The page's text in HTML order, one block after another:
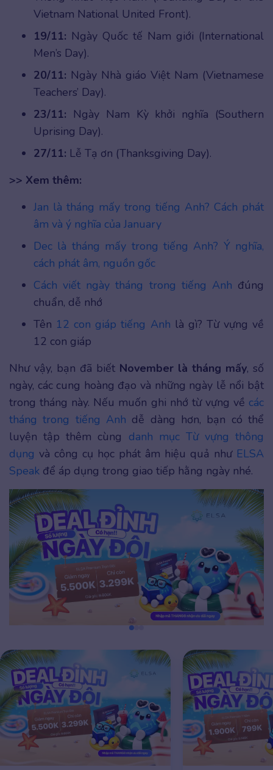
Vietnam National United Front).
19/11: Ngày Quốc tế Nam giới (International
Men’s Day).
20/11: Ngày Nhà giáo Việt Nam (Vietnamese
Teachers’ Day).
23/11: Ngày Nam Kỳ khởi nghĩa (Southern
Uprising Day).
27/11: Lễ Tạ ơn (Thanksgiving Day).
>> Xem thêm:
Jan là tháng mấy trong tiếng Anh? Cách phát
âm và ý nghĩa của January
Dec là tháng mấy trong tiếng Anh? Ý nghĩa,
cách phát âm, nguồn gốc
Cách viết ngày tháng trong tiếng Anh đúng
chuẩn, dễ nhớ
Tên 12 con giáp tiếng Anh là gì? Từ vựng về
12 con giáp
Như vậy, bạn đã biết November là tháng mấy, số
ngày, các cung hoàng đạo và những ngày lễ nổi bật
trong tháng này. Nếu muốn ghi nhớ từ vựng về các
tháng trong tiếng Anh dễ dàng hơn, bạn có thể
luyện tập thêm cùng danh mục Từ vựng thông
dụng và công cụ học phát âm hiệu quả như ELSA
Speak để áp dụng trong giao tiếp hằng ngày nhé.